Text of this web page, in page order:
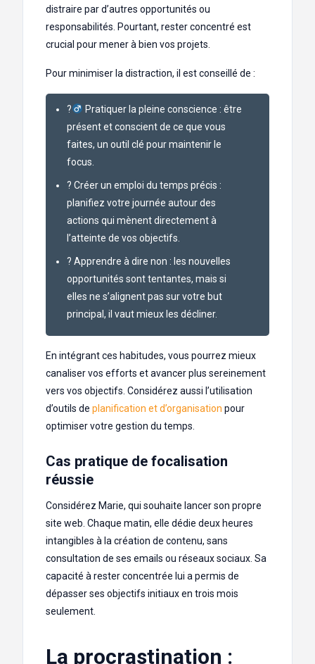
distraire par d’autres opportunités ou
responsabilités. Pourtant, rester concentré est
crucial pour mener à bien vos projets.
Pour minimiser la distraction, il est conseillé de :
?‍
Pratiquer la pleine conscience : être
présent et conscient de ce que vous
faites, un outil clé pour maintenir le
focus.
? Créer un emploi du temps précis :
planifiez votre journée autour des
actions qui mènent directement à
l’atteinte de vos objectifs.
? Apprendre à dire non : les nouvelles
opportunités sont tentantes, mais si
elles ne s’alignent pas sur votre but
principal, il vaut mieux les décliner.
En intégrant ces habitudes, vous pourrez mieux
canaliser vos efforts et avancer plus sereinement
vers vos objectifs. Considérez aussi l’utilisation
d’outils de planification et d’organisation pour
optimiser votre gestion du temps.
Cas pratique de focalisation
réussie
Considérez Marie, qui souhaite lancer son propre
site web. Chaque matin, elle dédie deux heures
intangibles à la création de contenu, sans
consultation de ses emails ou réseaux sociaux. Sa
capacité à rester concentrée lui a permis de
dépasser ses objectifs initiaux en trois mois
seulement.
La procrastination :